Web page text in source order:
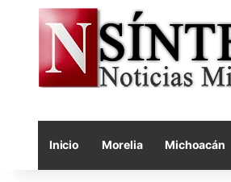
Inicio Morelia Michoacán